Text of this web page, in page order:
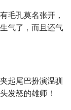
毛孔莫名张开，
气了，而且还气
起尾巴扮演温驯
发怒的雄师！